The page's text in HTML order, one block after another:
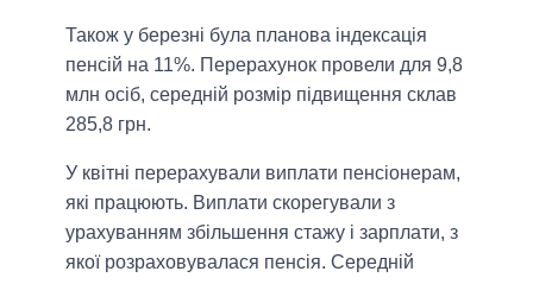
Також у березні була планова індексація
пенсій на 11%. Перерахунок провели для 9,8
млн осіб, середній розмір підвищення склав
285,8 грн.
У квітні перерахували виплати пенсіонерам,
які працюють. Виплати скорегували з
урахуванням збільшення стажу і зарплати, з
якої розраховувалася пенсія. Середній